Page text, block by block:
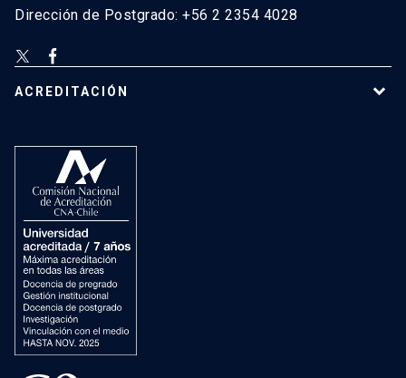
Dirección de Postgrado: +56 2 2354 4028
ACREDITACIÓN